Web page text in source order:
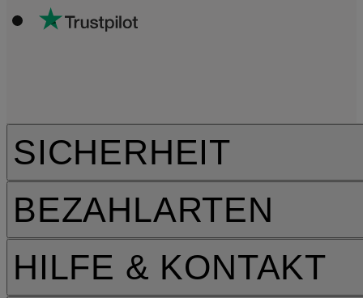
HILFE & KONTAKT
SICHERHEIT
BEZAHLARTEN